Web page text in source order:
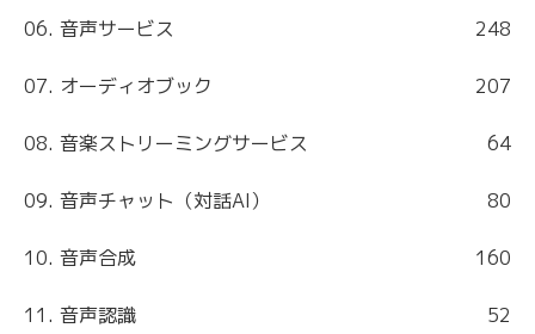
06. 音声サービス 248
07. オーディオブック 207
08. 音楽ストリーミングサービス 64
09. 音声チャット（対話AI） 80
10. 音声合成 160
11. 音声認識 52